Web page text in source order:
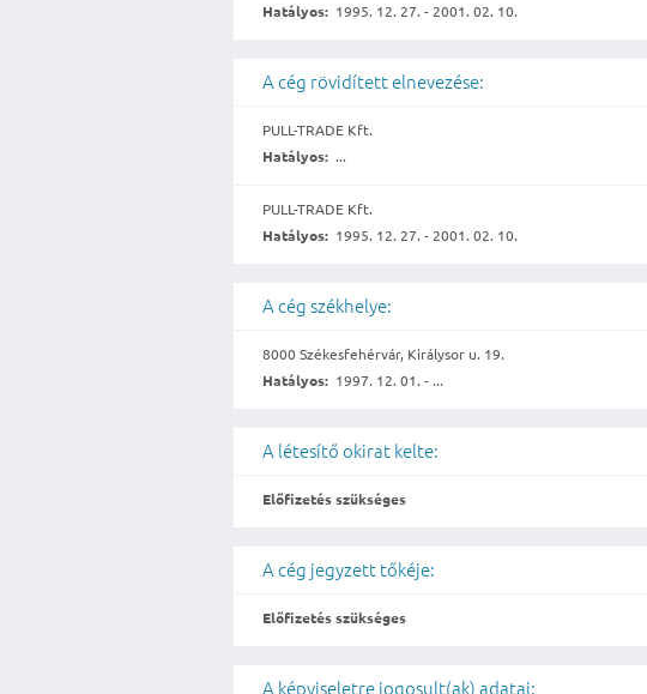
Hatályos: 1995. 12. 27. - 2001. 02. 10.
A cég rövidített elnevezése:
PULL-TRADE Kft.
Hatályos: ...
PULL-TRADE Kft.
Hatályos: 1995. 12. 27. - 2001. 02. 10.
A cég székhelye:
8000 Székesfehérvár, Királysor u. 19.
Hatályos: 1997. 12. 01. - ...
A létesítő okirat kelte:
Előfizetés szükséges
A cég jegyzett tőkéje:
Előfizetés szükséges
A képviseletre jogosult(ak) adatai: